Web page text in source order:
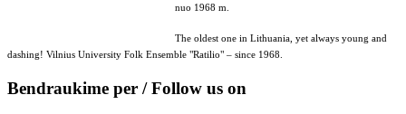
nuo 1968 m.
The oldest one in Lithuania, yet always young and
dashing! Vilnius University Folk Ensemble "Ratilio" – since 1968.
Bendraukime per / Follow us on